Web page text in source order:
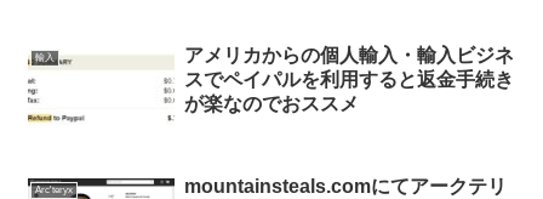
輸入
アメリカからの個人輸入・輸入ビジネ
スでペイパルを利用すると返金手続き
が楽なのでおススメ
Arc'teryx
mountainsteals.comにてアークテリ